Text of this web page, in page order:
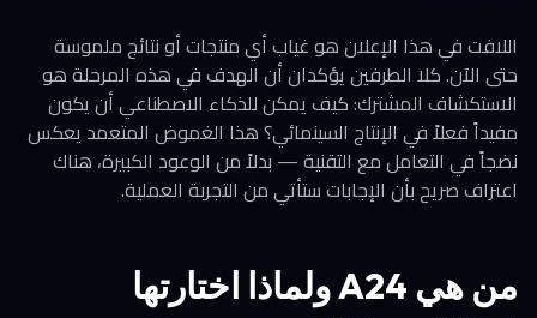
اللافت في هذا الإعلان هو غياب أي منتجات أو نتائج ملموسة
حتى الآن. كلا الطرفين يؤكدان أن الهدف في هذه المرحلة هو
الاستكشاف المشترك: كيف يمكن للذكاء الاصطناعي أن يكون
مفيداً فعلاً في الإنتاج السينمائي؟ هذا الغموض المتعمد يعكس
نضجاً في التعامل مع التقنية — بدلاً من الوعود الكبيرة، هناك
اعتراف صريح بأن الإجابات ستأتي من التجربة العملية.
من هي A24 ولماذا اختارتها